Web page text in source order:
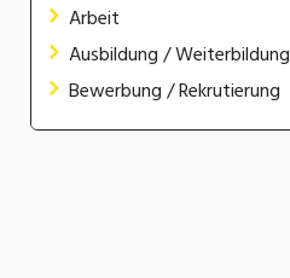
Arbeit
Ausbildung / Weiterbildung
Bewerbung / Rekrutierung